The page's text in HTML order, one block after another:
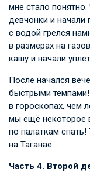
мне стало
девчонки и начали
с водой грелся
в размерах на
кашу и начали
После начался
быстрыми темпами!
в гороскопах, чем
мы ещё некоторое
по палаткам
на Таганае…
Часть 4. Второй